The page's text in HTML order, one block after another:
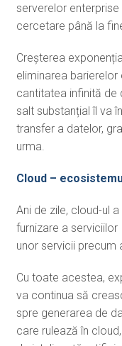
serverelor
cercetare până la
Creșterea
eliminarea
cantitatea infinită de
salt substanțial îl va
transfer a datelor,
urma.
Cloud –
Ani de zile, cloud-ul
furnizare a serviciilor
unor servicii precum
Cu toate acestea,
va continua să
spre generarea de
care rulează în